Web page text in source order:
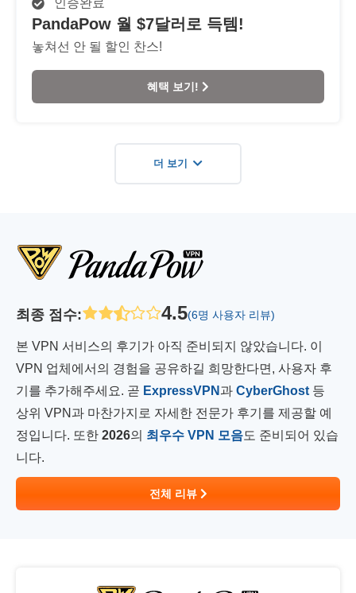
인증완료
PandaPow 월 $7달러로 득템!
놓쳐선 안 될 할인 찬스!
혜택 보기!
더 보기
최종 점수: 4.5(6명 사용자 리뷰)
본 VPN 서비스의 후기가 아직 준비되지 않았습니다. 이
VPN 업체에서의 경험을 공유하길 희망한다면, 사용자 후
기를 추가해주세요. 곧 ExpressVPN 과 CyberGhost 등
상위 VPN과 마찬가지로 자세한 전문가 후기를 제공할 예
정입니다. 또한 2026의 최우수 VPN 모음도 준비되어 있습
니다.
전체 리뷰